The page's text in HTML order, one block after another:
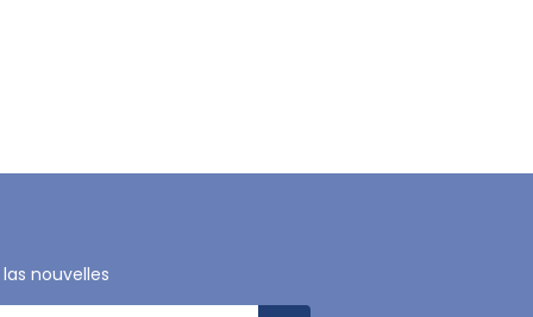
nouvelles